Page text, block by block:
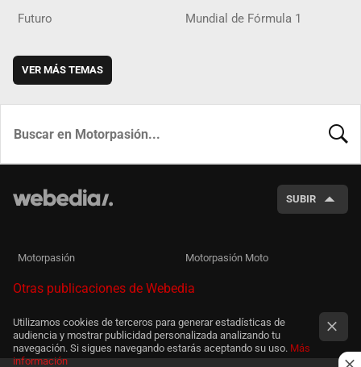
Futuro Mundial de Fórmula 1
VER MÁS TEMAS
SUBIR
Motorpasión Motorpasión Moto
Otras publicaciones de Webedia
Utilizamos cookies de terceros para generar estadísticas de
audiencia y mostrar publicidad personalizada analizando tu
navegación. Si sigues navegando estarás aceptando su uso. Más
información